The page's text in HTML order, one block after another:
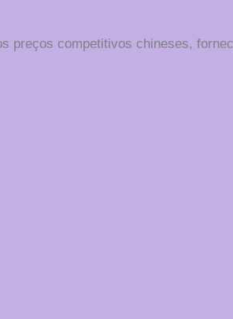
preços competitivos chineses,